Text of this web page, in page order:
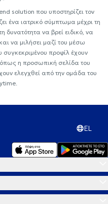
solution που υποστηρίζει τον
ένα ιατρικό σύμπτωμα μέχρι τη
δυνατότητα να βρεί ειδικό, να
να μιλήσει μαζί του μέσω
συγκεκριμένου προφίλ έχουν
η προσωπική σελίδα του
ελεγχθεί από την ομάδα του
EL